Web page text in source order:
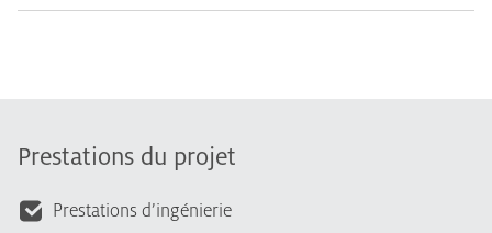
Prestations du projet
Prestations d’ingénierie